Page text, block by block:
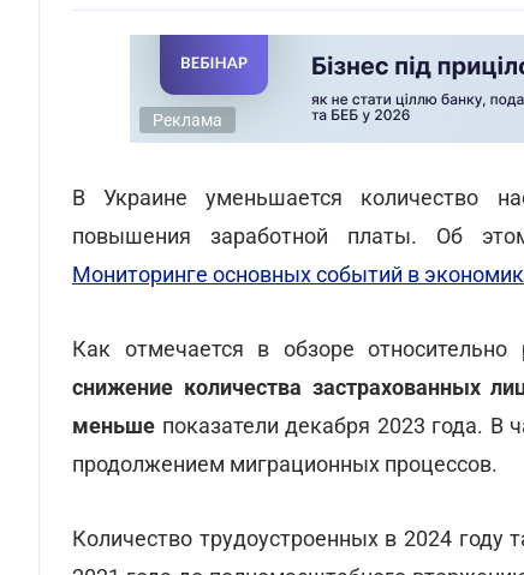
Реклама
В Украине уменьшается количество
повышения заработной платы. Об
Мониторинге основных событий в
Как отмечается в обзоре
снижение количества застрахованных
меньше показатели декабря 2023 года. В
продолжением миграционных процессов.
Количество трудоустроенных в 2024 году